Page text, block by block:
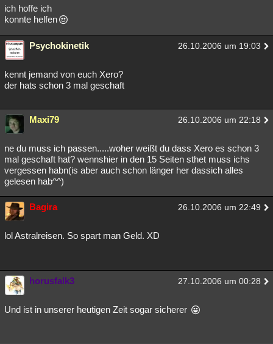
Musik Clash
Übersichten
Besucht Teilgenommen Geschlossen
ich hoffe ich
konnte helfen
Psychokinetik 26.10.2006 um 19:03
kennt jemand von euch Xero?
der hats schon 3 mal geschaft
Maxi79 26.10.2006 um 22:18
ne du muss ich passen.....woher weißt du dass Xero es schon 3
mal geschaft hat? wennshier in den 15 Seiten sthet muss ichs
vergessen habn(is aber auch schon länger her dassich alles
gelesen hab^^)
Bagira 26.10.2006 um 22:49
lol Astralreisen. So spart man Geld. XD
horusfalk3 27.10.2006 um 00:28
Und ist in unserer heutigen Zeit sogar sicherer